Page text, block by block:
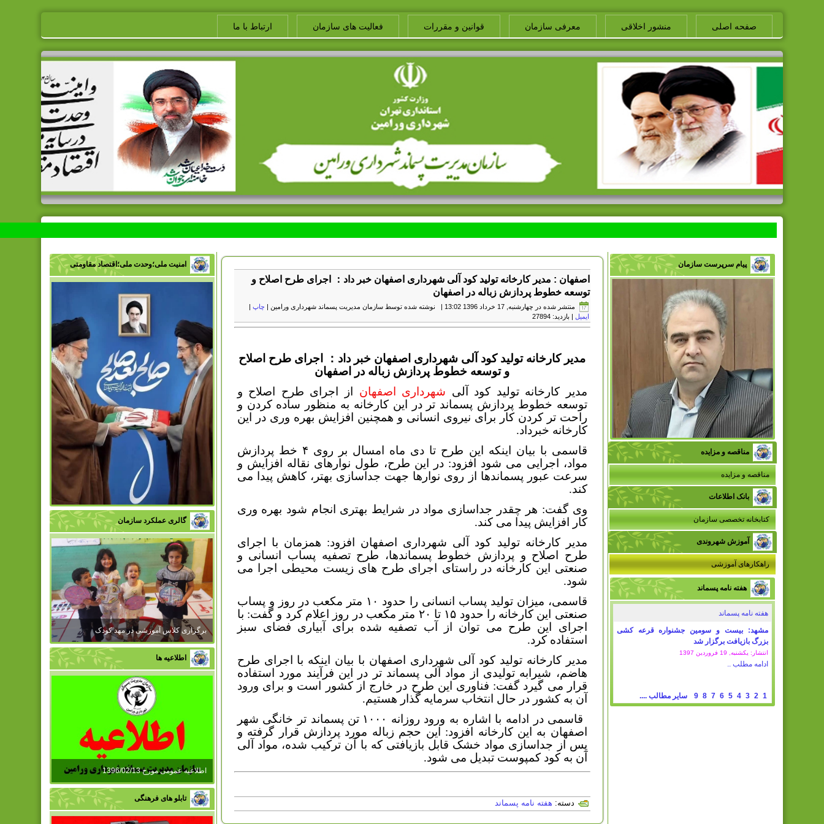
صفحه اصلی منشور اخلاقی معرفی سازمان قوانین و مقررات فعالیت های سازمان ارتباط با ما
پیام سرپرست سازمان
مناقصه و مزایده
مناقصه و مزایده
بانک اطلاعات
کتابخانه تخصصی سازمان
آموزش شهروندی
راهکارهای آموزشی
هفته نامه پسماند
هفته نامه پسماند
مشهد: بیست و سومین جشنواره قرعه کشی
بزرگ بازیافت برگزار شد
انتشار: یکشنبه, 19 فروردين 1397
ادامه مطلب ..
1
2
3
4
5
6
7
8
9 سایر مطالب ....
اصفهان : مدیر کارخانه تولید کود آلی شهرداری اصفهان خبر داد： اجرای طرح اصلاح و
توسعه خطوط پردازش زباله در اصفهان
منتشر شده در چهارشنبه, 17 خرداد 1396 13:02 | نوشته شده توسط سازمان مدیریت پسماند شهرداری ورامین | چاپ |
ایمیل | بازدید: 27894
مدیر کارخانه تولید کود آلی شهرداری اصفهان خبر داد ：
اجرای طرح اصلاح
و توسعه خطوط پردازش زباله در اصفهان
مدیر کارخانه تولید کود آلی شهرداری اصفهان از اجرای طرح اصلاح و
توسعه خطوط پردازش پسماند تر در این کارخانه به منظور ساده کردن و
راحت تر کردن کار برای نیروی انسانی و همچنین افزایش بهره وری در این
کارخانه خبرداد.
قاسمی با بیان اینکه این طرح تا دی ماه امسال بر روی ۴ خط پردازش
مواد، اجرایی می شود افزود: در این طرح، طول نوارهای نقاله افزایش و
سرعت عبور پسماندها از روی نوارها جهت جداسازی بهتر، کاهش پیدا می
کند.
وی گفت: هر چقدر جداسازی مواد در شرایط بهتری انجام شود بهره وری
کار افزایش پیدا می کند.
مدیر کارخانه تولید کود آلی شهرداری اصفهان افزود: همزمان با اجرای
طرح اصلاح و پردازش خطوط پسماندها، طرح تصفیه پساب انسانی و
صنعتی این کارخانه در راستای اجرای طرح های زیست محیطی اجرا می
شود.
قاسمی، میزان تولید پساب انسانی را حدود ۱۰ متر مکعب در روز و پساب
صنعتی این کارخانه را حدود ۱۵ تا ۲۰ متر مکعب در روز اعلام کرد و گفت: با
اجرای این طرح می توان از آب تصفیه شده برای آبیاری فضای سبز
استفاده کرد.
مدیر کارخانه تولید کود آلی شهرداری اصفهان با بیان اینکه با اجرای طرح
هاضم، شیرابه تولیدی از مواد آلی پسماند تر در این فرآیند مورد استفاده
قرار می گیرد گفت: فناوری این طرح در خارج از کشور است و برای ورود
آن به کشور در حال انتخاب سرمایه گذار هستیم.
قاسمی در ادامه با اشاره به ورود روزانه ۱۰۰۰ تن پسماند تر خانگی شهر
اصفهان به این کارخانه افزود: این حجم زباله مورد پردازش قرار گرفته و
پس از جداسازی مواد خشک قابل بازیافتی که با آن ترکیب شده، مواد آلی
آن به کود کمپوست تبدیل می شود.
دسته: هفته نامه پسماند
امنیت ملی؛وحدت ملی؛اقتصاد مقاومتی
گالری عملکرد سازمان
برگزاری کلاس آموزشی در مهد کودک
اطلاعیه ها
اطلاعیه عمومی مورخ 1396/02/13
تابلو های فرهنگی